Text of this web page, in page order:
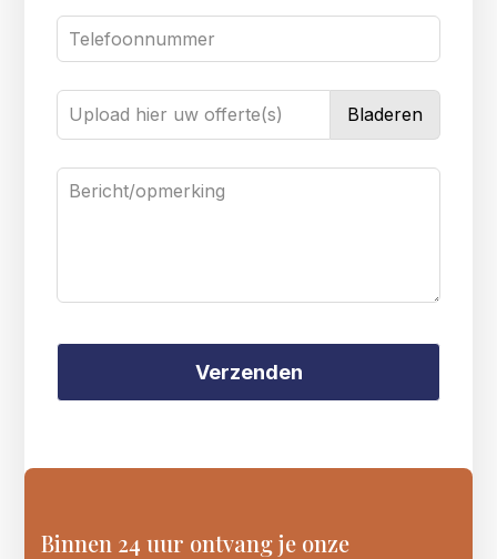
Upload hier uw offerte(s) Bladeren
Verzenden
Binnen 24 uur ontvang je onze